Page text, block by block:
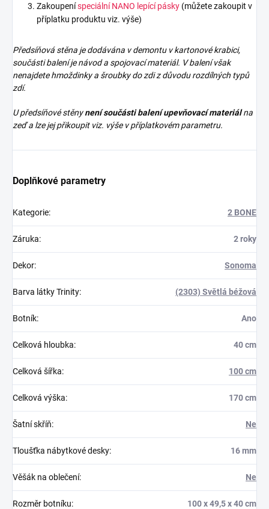
Zakoupeníspeciální NANO lepící pásky (můžete zakoupit v
příplatku produktu viz. výše)
Předsíňová stěna je dodávána v demontu v kartonové krabici,
součásti balení je návod a spojovací materiál. V balení však
nenajdetehmoždinky a šroubky do zdi z důvodu rozdílných typů
zdí.
U předsíňové stěnynení součásti balení upevňovací materiálna
zeď a lze jej přikoupit viz. výše v příplatkovém parametru.
Doplňkové parametry
Kategorie: 2 BONE
Záruka: 2 roky
Dekor: Sonoma
Barva látky Trinity: (2303) Světlá béžová
Botník: Ano
Celková hloubka: 40 cm
Celková šířka: 100 cm
Celková výška: 170 cm
Šatní skříň: Ne
Tloušťka nábytkové desky: 16 mm
Věšák na oblečení: Ne
Rozměr botníku: 100 x 49,5 x 40 cm